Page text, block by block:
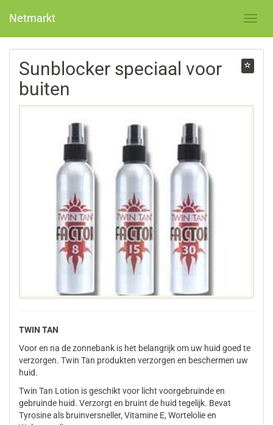
Netmarkt
Sunblocker speciaal voor
buiten
TWIN TAN
Voor en na de zonnebank is het belangrijk om uw huid goed te
verzorgen. Twin Tan produkten verzorgen en beschermen uw
huid.
Twin Tan Lotion is geschikt voor licht voorgebruinde en
gebruinde huid. Verzorgt en bruint de huid tegelijk. Bevat
Tyrosine als bruinversneller, Vitamine E, Wortelolie en